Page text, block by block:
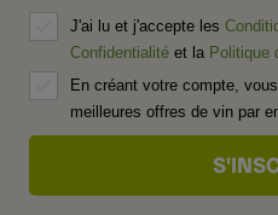
J'ai lu et j'accepte les
Confidentialité et la Politique
En créant votre compte,
meilleures offres de vin par